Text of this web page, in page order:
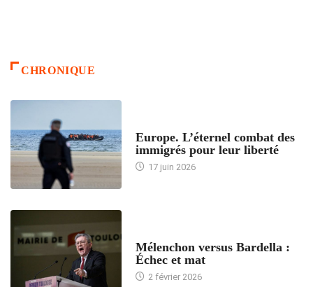
CHRONIQUE
Europe. L’éternel combat des
immigrés pour leur liberté
17 juin 2026
Mélenchon versus Bardella :
Échec et mat
2 février 2026